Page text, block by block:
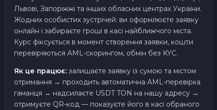
Львові, Запоріжжі та інших обласних центрах України.
Жодних особистих зустрічей: ви оформлюєте заявку
онлайн і забираєте гроші в касі найближчого міста.
Курс фіксується в момент створення заявки, кошти
перевіряються AML-скорингом, обмін без KYC.
Як це працює: залишаєте заявку із сумою та містом
отримання → проходить автоматична AML-перевірка
гаманця → надсилаєте USDT TON на нашу адресу →
отримуєте QR-код — показуєте його в касі обраного